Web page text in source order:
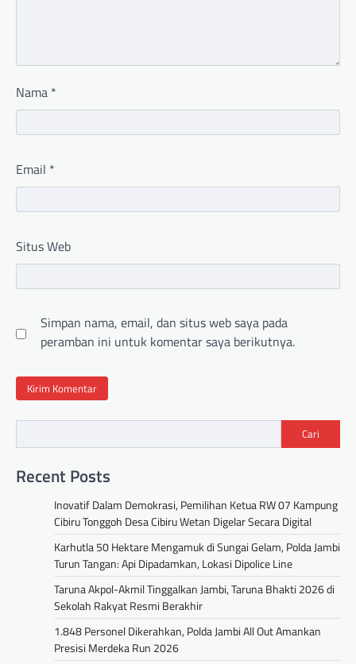
Nama *
Email *
Situs Web
Simpan nama, email, dan situs web saya pada
peramban ini untuk komentar saya berikutnya.
Cari
Recent Posts
Inovatif Dalam Demokrasi, Pemilihan Ketua RW 07 Kampung
Cibiru Tonggoh Desa Cibiru Wetan Digelar Secara Digital
Karhutla 50 Hektare Mengamuk di Sungai Gelam, Polda Jambi
Turun Tangan: Api Dipadamkan, Lokasi Dipolice Line
Taruna Akpol-Akmil Tinggalkan Jambi, Taruna Bhakti 2026 di
Sekolah Rakyat Resmi Berakhir
1.848 Personel Dikerahkan, Polda Jambi All Out Amankan
Presisi Merdeka Run 2026